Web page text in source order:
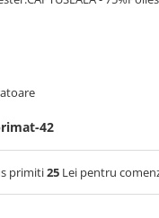
42
primiti25 Lei pentru